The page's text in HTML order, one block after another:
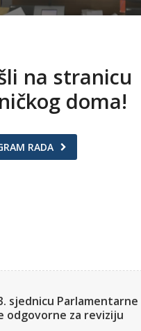
na stranicu
doma!
RADA
sjednicu Parlamentarne
odgovorne za reviziju